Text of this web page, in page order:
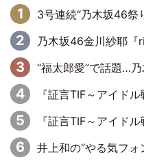
3号連続“乃木坂46祭り” ラストを飾るのは賀喜
乃木坂46金川紗耶『
“福太郎愛”で話題…乃木坂46一ノ瀬美
『証言TIF～アイドル戦国時代とはなんだったのか～』第6回：でんぱ組.inc・古川未鈴×
『証言TIF～アイドル戦国時代とはなんだったのか～』第11回：私立恵比寿中学・真
井上和の“やる気フォント”にも注